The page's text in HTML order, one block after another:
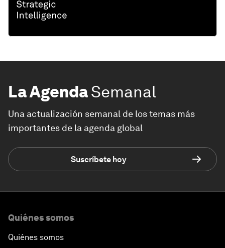
La AgendaSemanal
Una actualización semanal de los temas más
importantes de la agenda global
Suscríbete hoy
Quiénes somos
Quiénes somos